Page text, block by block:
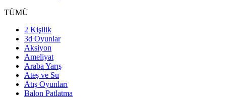
TÜMÜ
2 Kişilik
3d Oyunlar
Aksiyon
Ameliyat
Araba Yarış
Ateş ve Su
Atış Oyunları
Balon Patlatma